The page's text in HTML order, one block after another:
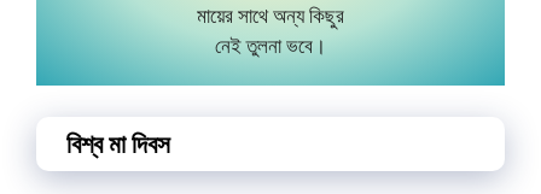
মায়ের সাথে অন্য কিছুর
নেই তুলনা ভবে।
বিশ্ব মা দিবস